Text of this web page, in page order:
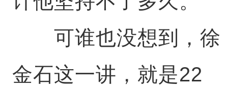
可谁也没想到，徐
金石这一讲，就是22